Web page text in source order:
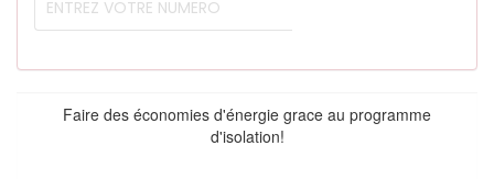
Faire des économies d'énergie grace au programme
d'isolation!